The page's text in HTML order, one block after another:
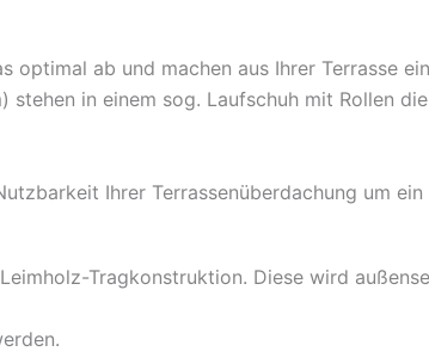
optimal ab und machen aus Ihrer Terrasse
in einem sog. Laufschuh mit Rollen
Ihrer Terrassenüberdachung um ein
Tragkonstruktion. Diese wird